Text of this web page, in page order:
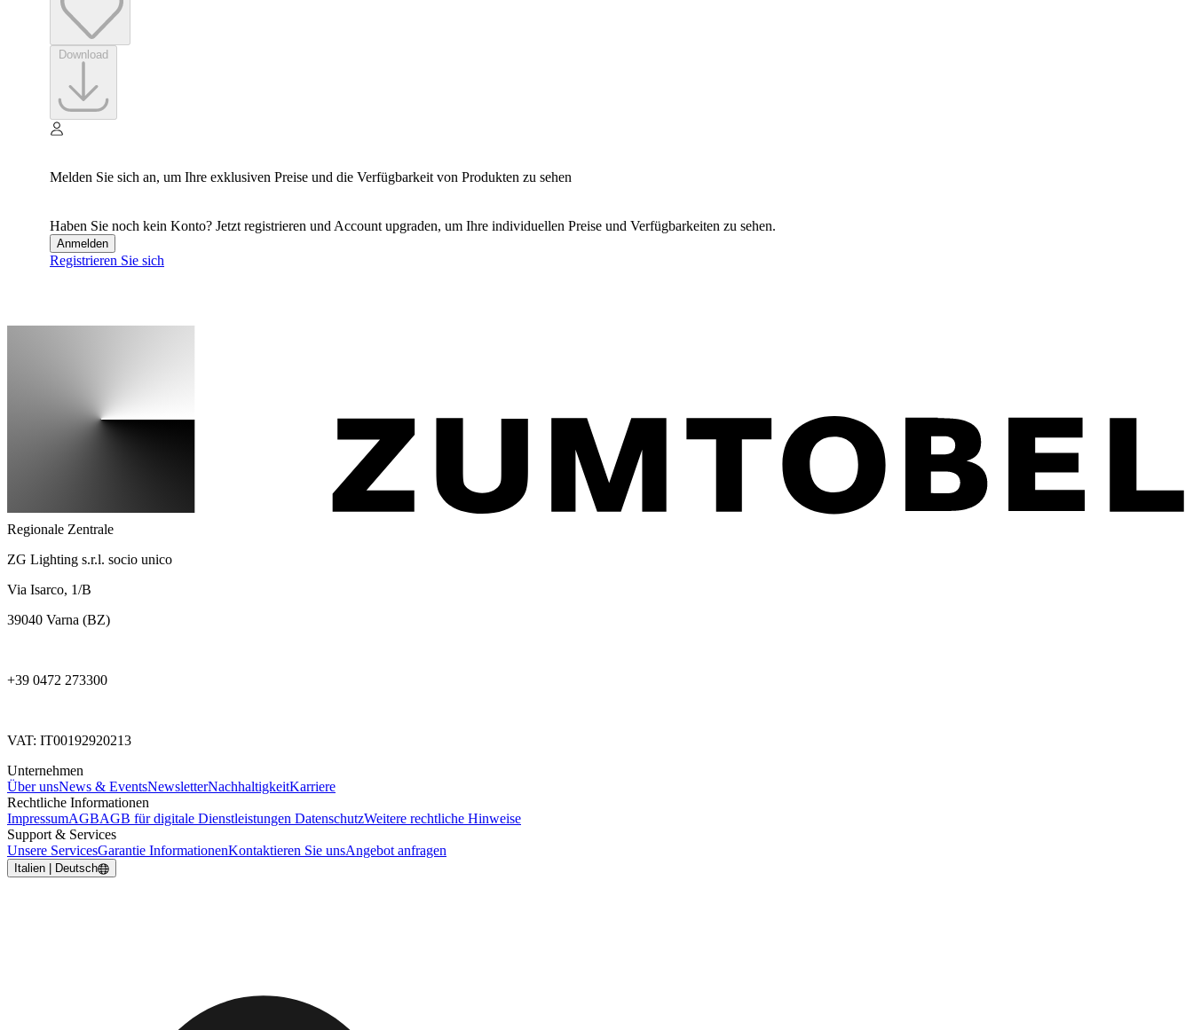
Melden Sie sich an, um Ihre exklusiven Preise und die Verfügbarkeit von Produkten zu sehen
Haben Sie noch kein Konto? Jetzt registrieren und Account upgraden, um Ihre individuellen Preise und Verfügbarkeiten zu sehen.
Anmelden
Registrieren Sie sich
Regionale Zentrale
ZG Lighting s.r.l. socio unico
Via Isarco, 1/B
39040 Varna (BZ)
+39 0472 273300
VAT: IT00192920213
Unternehmen
Über unsNews & EventsNewsletterNachhaltigkeitKarriere
Rechtliche Informationen
ImpressumAGBAGB für digitale Dienstleistungen DatenschutzWeitere rechtliche Hinweise
Support & Services
Unsere ServicesGarantie InformationenKontaktieren Sie unsAngebot anfragen
Italien | Deutsch